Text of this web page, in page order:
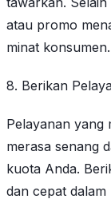
atau promo
minat konsumen.
8. Berikan
Pelayanan yang
merasa senang
kuota Anda.
dan cepat